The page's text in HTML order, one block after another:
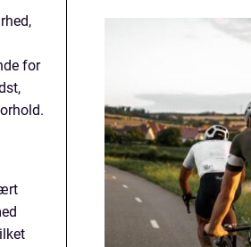
for
prestigefyldte cykelløb